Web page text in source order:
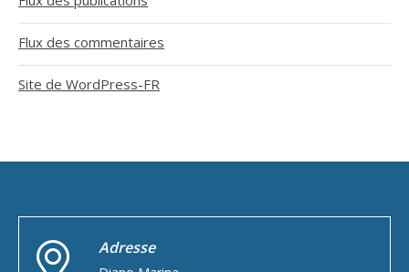
Flux des commentaires
Site de WordPress-FR
Adresse